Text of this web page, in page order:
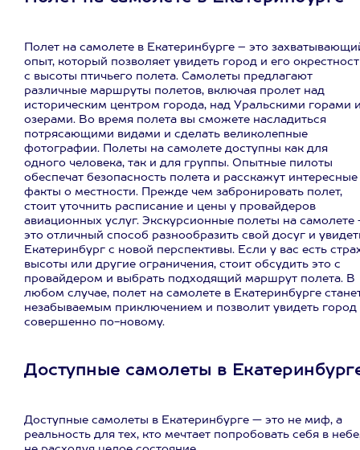
Полет на самолете в Екатеринбурге – это
опыт, который позволяет увидеть город и его
с высоты птичьего полета. Самолеты предлагают
различные маршруты полетов, включая пролет над
историческим центром города, над Уральскими горами
озерами. Во время полета вы сможете насладиться
потрясающими видами и сделать великолепные
фотографии. Полеты на самолете доступны как для
одного человека, так и для группы. Опытные пилоты
обеспечат безопасность полета и расскажут интересные
факты о местности. Прежде чем забронировать полет,
стоит уточнить расписание и цены у провайдеров
авиационных услуг. Экскурсионные полеты на самолете
это отличный способ разнообразить свой досуг и
Екатеринбург с новой перспективы. Если у вас есть
высоты или другие ограничения, стоит обсудить это с
провайдером и выбрать подходящий маршрут полета. В
любом случае, полет на самолете в Екатеринбурге
незабываемым приключением и позволит увидеть город
совершенно по-новому.
Доступные самолеты в
Доступные самолеты в Екатеринбурге — это не миф, а
реальность для тех, кто мечтает попробовать себя в